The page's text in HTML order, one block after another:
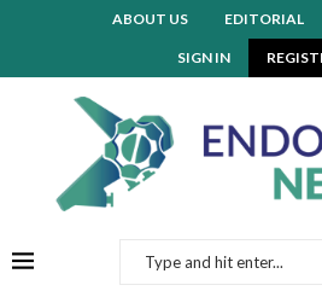
ABOUT US EDITORIAL
SIGN IN